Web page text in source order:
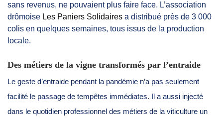
sans revenus, ne pouvaient plus faire face. L’association
drômoise Les Paniers Solidaires a distribué près de 3 000
colis en quelques semaines, tous issus de la production
locale.
Des métiers de la vigne transformés par l’entraide
Le geste d’entraide pendant la pandémie n’a pas seulement
facilité le passage de tempêtes immédiates. Il a aussi injecté
dans le quotidien professionnel des métiers de la viticulture un